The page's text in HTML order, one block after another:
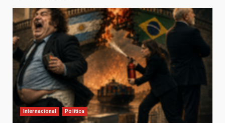
Internacional Política